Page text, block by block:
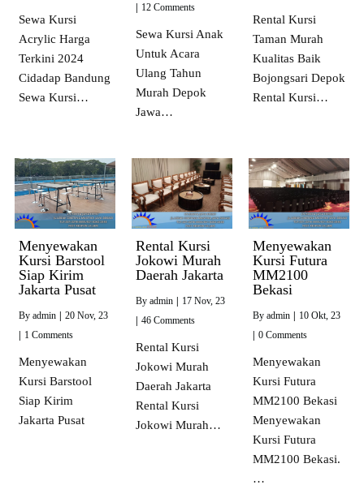
Sewa Kursi
Acrylic Harga
Terkini 2024
Cidadap Bandung
Sewa Kursi…
12 Comments
Sewa Kursi Anak
Untuk Acara
Ulang Tahun
Murah Depok
Jawa…
Rental Kursi
Taman Murah
Kualitas Baik
Bojongsari Depok
Rental Kursi…
Menyewakan
Kursi Barstool
Siap Kirim
Jakarta Pusat
By admin | 20 Nov, 23
| 1 Comments
Menyewakan
Kursi Barstool
Siap Kirim
Jakarta Pusat
Rental Kursi
Jokowi Murah
Daerah Jakarta
By admin | 17 Nov, 23
| 46 Comments
Rental Kursi
Jokowi Murah
Daerah Jakarta
Rental Kursi
Jokowi Murah…
Menyewakan
Kursi Futura
MM2100
Bekasi
By admin | 10 Okt, 23
| 0 Comments
Menyewakan
Kursi Futura
MM2100 Bekasi
Menyewakan
Kursi Futura
MM2100 Bekasi.
…